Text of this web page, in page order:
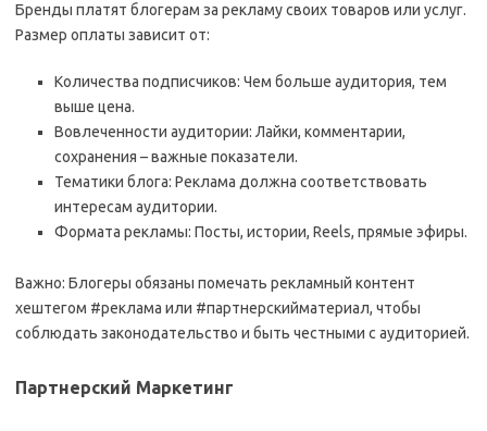
Бренды платят блогерам за рекламу своих товаров или услуг.
Размер оплаты зависит от:
Количества подписчиков: Чем больше аудитория, тем
выше цена.
Вовлеченности аудитории: Лайки, комментарии,
сохранения – важные показатели.
Тематики блога: Реклама должна соответствовать
интересам аудитории.
Формата рекламы: Посты, истории, Reels, прямые эфиры.
Важно: Блогеры обязаны помечать рекламный контент
хештегом #реклама или #партнерскийматериал, чтобы
соблюдать законодательство и быть честными с аудиторией.
Партнерский Маркетинг